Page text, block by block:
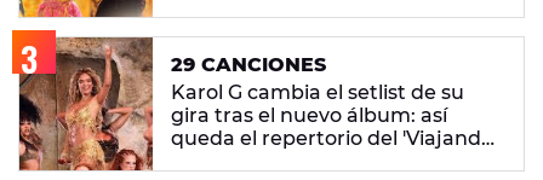
29 CANCIONES
Karol G cambia el setlist de su
gira tras el nuevo álbum: así
queda el repertorio del 'Viajando